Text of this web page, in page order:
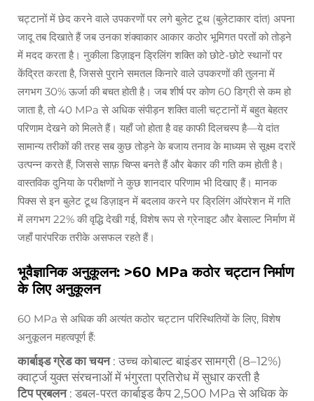
चट्टानों में छेद करने वाले उपकरणों पर लगे बुलेट टूथ (बुलेटाकार दांत) अपना
जादू तब दिखाते हैं जब उनका शंक्वाकार आकार कठोर भूमिगत परतों को तोड़ने
में मदद करता है। नुकीला डिज़ाइन ड्रिलिंग शक्ति को छोटे-छोटे स्थानों पर
केंद्रित करता है, जिससे पुराने समतल किनारे वाले उपकरणों की तुलना में
लगभग 30% ऊर्जा की बचत होती है। जब शीर्ष पर कोण 60 डिग्री से कम हो
जाता है, तो 40 MPa से अधिक संपीड़न शक्ति वाली चट्टानों में बहुत बेहतर
परिणाम देखने को मिलते हैं। यहाँ जो होता है वह काफी दिलचस्प है—ये दांत
सामान्य तरीकों की तरह सब कुछ तोड़ने के बजाय तनाव के माध्यम से सूक्ष्म दरारें
उत्पन्न करते हैं, जिससे साफ़ चिप्स बनते हैं और बेकार की गति कम होती है।
वास्तविक दुनिया के परीक्षणों ने कुछ शानदार परिणाम भी दिखाए हैं। मानक
पिक्स से इन बुलेट टूथ डिज़ाइन में बदलाव करने पर ड्रिलिंग ऑपरेशन में गति
में लगभग 22% की वृद्धि देखी गई, विशेष रूप से ग्रेनाइट और बेसाल्ट निर्माण में
जहाँ पारंपरिक तरीके असफल रहते हैं।
भूवैज्ञानिक अनुकूलन: >60 MPa कठोर चट्टान निर्माण
के लिए अनुकूलन
60 MPa से अधिक की अत्यंत कठोर चट्टान परिस्थितियों के लिए, विशेष
अनुकूलन महत्वपूर्ण हैं:
कार्बाइड ग्रेड का चयन : उच्च कोबाल्ट बाइंडर सामग्री (8–12%)
क्वार्ट्ज युक्त संरचनाओं में भंगुरता प्रतिरोध में सुधार करती है
टिप प्रबलन : डबल-परत कार्बाइड कैप 2,500 MPa से अधिक के